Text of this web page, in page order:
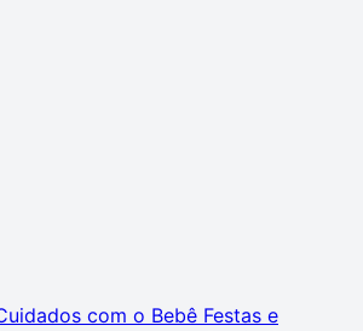
com o Bebê Festas e